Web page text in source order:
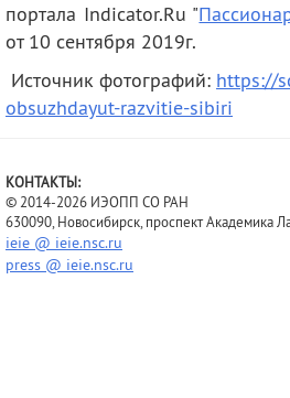
портала Indicator.Ru "
от 10 сентября 2019г.
Источник фотографий: https://
obsuzhdayut-razvitie-sibiri
КОНТАКТЫ:
© 2014-2026 ИЭОПП СО РАН
630090, Новосибирск, проспект Академика
ieie @ ieie.nsc.ru
press @ ieie.nsc.ru